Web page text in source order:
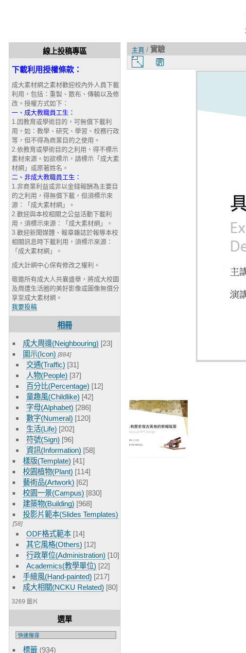
線上投稿專區
下載利用授權條款：
成大素材網之素材歡迎校內外人員下載
利用，包括：重製、散布、傳輸以及修
改。授權方式如下：
一、成大教職員工生：
1.因教育或學術目的，可無償下載利
用，如：教學、研究、學習、校務行政
等，但不得為商業目的之使用。
2.依教育或學術目的之利用，得不標示
素材來源。如欲標示，請標示「成大素
材網」或原著姓名。
二、非成大教職員工生：
1.非商業利益或非以金錢報酬為主要目
的之利用，得無償下載，但須標示來
源：「成大素材網」。
2.歡迎與本校相關之公益活動下載利
用，須標示來源：「成大素材網」。
3.歡迎新聞媒體、報章雜誌於報導本校
相關訊息時下載利用，須標示來源：
「成大素材網」。
成大計網中心保有修改之權利。
敬邀所有成大人共襄盛舉，將成大校園
及周遭生活圈的美好影像或圖像無償分
享至成大素材網。
我要投稿
相冊
成大周邊(Neighbouring) [23]
圖示(Icon) [884]
交通(Traffic) [31]
人物(People) [37]
百分比(Percentage) [12]
童趣風(Childlike) [42]
字母(Alphabet) [286]
數字(Numeral) [120]
生活(Life) [202]
符號(Sign) [96]
資訊(Information) [58]
樣版(Template) [41]
校園植物(Plant) [114]
藝術品(Artwork) [62]
校園一景(Campus) [830]
建築物(Building) [968]
投影片範本(Slides Templates)
[58]
ODF格式範本 [14]
其它風格(Others) [12]
行政單位(Administration) [10]
Academics(教學單位) [22]
手繪風(Hand-painted) [217]
成大相關(NCKU Related) [80]
3269 圖片
選單
標籤 (934)
主頁 / 實驗
片